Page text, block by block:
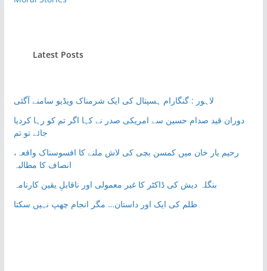
Latest Posts
لاہور : گنگارام ہسپتال کی ایک شرمناک ویڈیو سامنے آگئی
دوران قید صدام حسین سے امریکی صدر نے کہا اگر تم کو رہا کردیا
جائے تو تم
رحیم یار خان میں کمسن بچی کی لاش ملنے کا افسوسناک واقعہ،
انصاف کا مطالبہ
بنگلہ دیش کی ڈاکٹر کا غیر معمولی اور ناقابلِ یقین کارنامہ
ظلم کی ایک اور داستان… مگر انجام چھپ نہیں سکتا